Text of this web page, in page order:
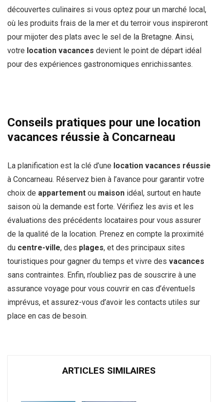
découvertes culinaires si vous optez pour un marché local,
où les produits frais de la mer et du terroir vous inspireront
pour mijoter des plats avec le sel de la Bretagne. Ainsi,
votre location vacances devient le point de départ idéal
pour des expériences gastronomiques enrichissantes.
Conseils pratiques pour une location
vacances réussie à Concarneau
La planification est la clé d’une location vacances réussie
à Concarneau. Réservez bien à l’avance pour garantir votre
choix de appartement ou maison idéal, surtout en haute
saison où la demande est forte. Vérifiez les avis et les
évaluations des précédents locataires pour vous assurer
de la qualité de la location. Prenez en compte la proximité
du centre-ville, des plages, et des principaux sites
touristiques pour gagner du temps et vivre des vacances
sans contraintes. Enfin, n’oubliez pas de souscrire à une
assurance voyage pour vous couvrir en cas d’éventuels
imprévus, et assurez-vous d’avoir les contacts utiles sur
place en cas de besoin.
ARTICLES SIMILAIRES